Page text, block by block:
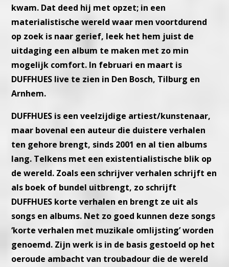
kwam. Dat deed hij met opzet; in een
materialistische wereld waar men voortdurend
op zoek is naar gerief, leek het hem juist de
uitdaging een album te maken met zo min
mogelijk comfort. In februari en maart is
DUFFHUES live te zien in Den Bosch, Tilburg en
Arnhem.
DUFFHUES is een veelzijdige artiest/kunstenaar,
maar bovenal een auteur die duistere verhalen
ten gehore brengt, sinds 2001 en al tien albums
lang. Telkens met een existentialistische blik op
de wereld. Zoals een schrijver verhalen schrijft en
als boek of bundel uitbrengt, zo schrijft
DUFFHUES korte verhalen en brengt ze uit als
songs en albums. Net zo goed kunnen deze songs
‘korte verhalen met muzikale omlijsting’ worden
genoemd. Zijn werk is in de basis gestoeld op het
oeroude ambacht van troubadour die de wereld